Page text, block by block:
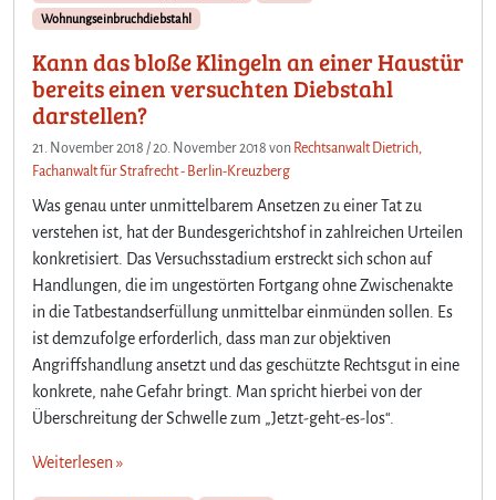
Wohnungseinbruchdiebstahl
Kann das bloße Klingeln an einer Haustür
bereits einen versuchten Diebstahl
darstellen?
21. November 2018 /20. November 2018 von Rechtsanwalt Dietrich,
Fachanwalt für Strafrecht - Berlin-Kreuzberg
Was genau unter unmittelbarem Ansetzen zu einer Tat zu
verstehen ist, hat der Bundesgerichtshof in zahlreichen Urteilen
konkretisiert. Das Versuchsstadium erstreckt sich schon auf
Handlungen, die im ungestörten Fortgang ohne Zwischenakte
in die Tatbestandserfüllung unmittelbar einmünden sollen. Es
ist demzufolge erforderlich, dass man zur objektiven
Angriffshandlung ansetzt und das geschützte Rechtsgut in eine
konkrete, nahe Gefahr bringt. Man spricht hierbei von der
Überschreitung der Schwelle zum „Jetzt-geht-es-los“.
Weiterlesen »